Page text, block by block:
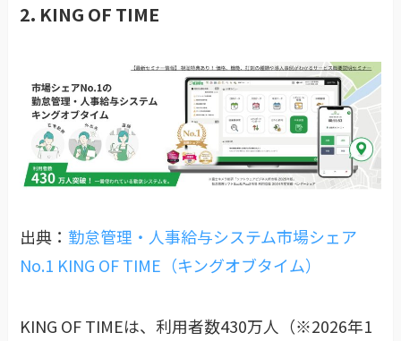
2. KING OF TIME
出典：勤怠管理・人事給与システム市場シェア
No.1 KING OF TIME（キングオブタイム）
KING OF TIMEは、利用者数430万人（※2026年1